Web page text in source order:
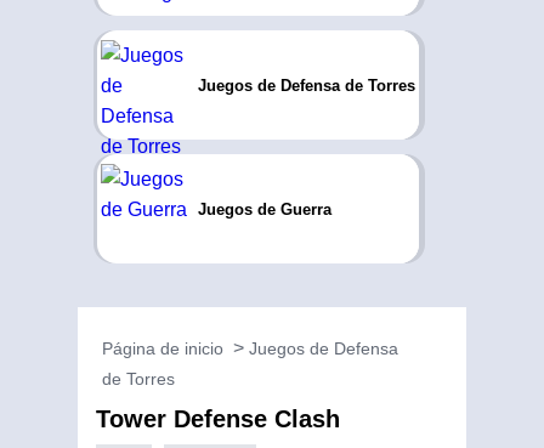
Juegos de Defensa de Torres
Juegos de Guerra
Página de inicio
Juegos de Defensa
de Torres
Tower Defense Clash